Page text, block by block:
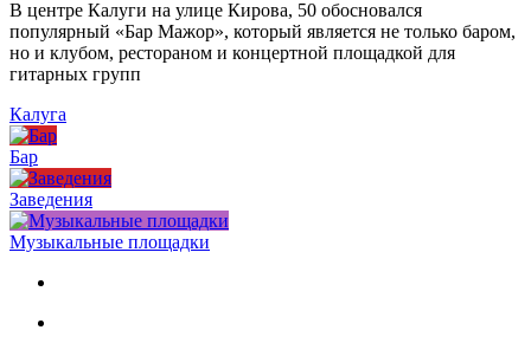
В центре Калуги на улице Кирова, 50 обосновался
популярный «Бар Мажор», который является не только баром,
но и клубом, рестораном и концертной площадкой для
гитарных групп
Калуга
Бар
Заведения
Музыкальные площадки